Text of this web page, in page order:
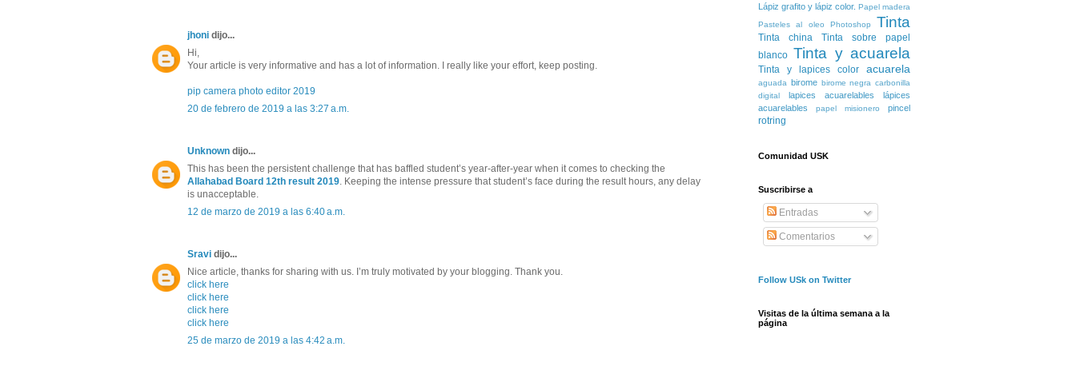
jhoni dijo...
Hi,
Your article is very informative and has a lot of information. I really like your effort, keep posting.
pip camera photo editor 2019
20 de febrero de 2019 a las 3:27 a.m.
Unknown dijo...
This has been the persistent challenge that has baffled student’s year-after-year when it comes to checking the
Allahabad Board 12th result 2019. Keeping the intense pressure that student’s face during the result hours, any delay
is unacceptable.
12 de marzo de 2019 a las 6:40 a.m.
Sravi dijo...
Nice article, thanks for sharing with us. I’m truly motivated by your blogging. Thank you.
click here
click here
click here
click here
25 de marzo de 2019 a las 4:42 a.m.
Lápiz grafito y lápiz color. Papel madera
Pasteles al oleo
Photoshop Tinta
Tinta china
Tinta sobre papel
blanco Tinta y acuarela
Tinta y lapices color acuarela
aguada birome birome negra carbonilla
digital
lapices acuarelables
lápices
acuarelables
papel misionero pincel
rotring
Comunidad USK
Suscribirse a
Entradas
Comentarios
Follow USk on Twitter
Visitas de la última semana a la
página